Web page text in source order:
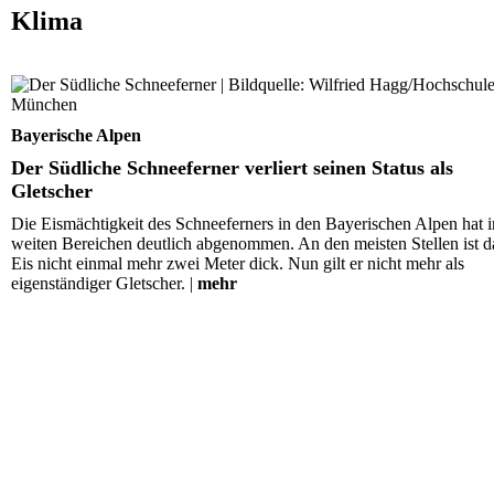
Klima
Der Südliche Schneeferner verliert seinen Status als
Gletscher
Bayerische Alpen
Der Südliche Schneeferner verliert seinen Status als
Gletscher
Die Eismächtigkeit des Schneeferners in den Bayerischen Alpen hat
weiten Bereichen deutlich abgenommen. An den meisten Stellen ist
Eis nicht einmal mehr zwei Meter dick. Nun gilt er nicht mehr als
eigenständiger Gletscher. | mehr